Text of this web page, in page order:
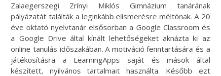
Zalaegerszegi Zrínyi Miklós Gimnázium tanárának
pályázatát találták a leginkább elismerésre méltónak. A 20
éve oktató nyelvtanár elsősorban a Google Classroom és
a Google Drive által kínált lehetőségeket aknázta ki az
online tanulás időszakában. A motiváció fenntartására és a
játékosításra a LearningApps saját és mások által
készített, nyilvános tartalmait használta. Később ezt